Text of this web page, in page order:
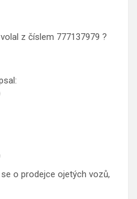
z číslem 777137979 ?
o prodejce ojetých vozů,